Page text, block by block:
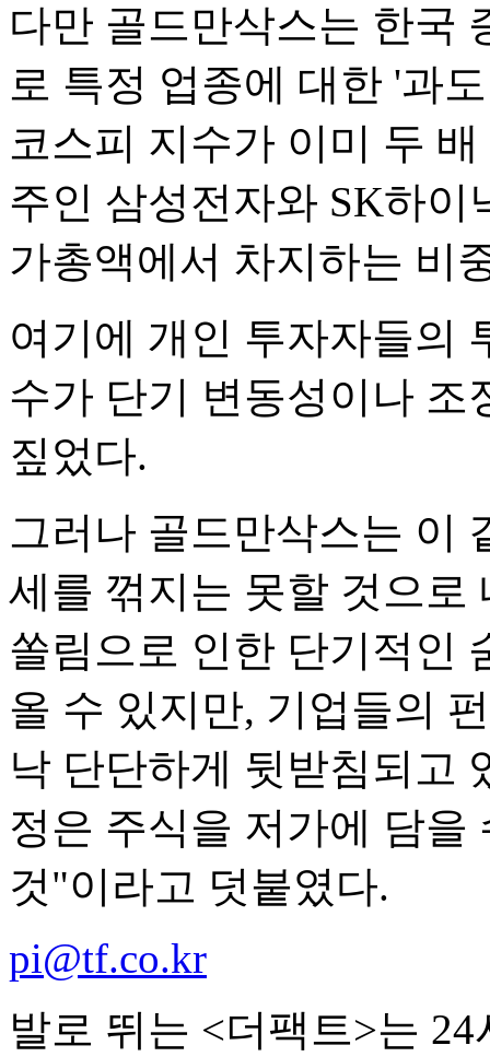
다만 골드만삭스는 한국
로 특정 업종에 대한 '과
코스피 지수가 이미 두
주인 삼성전자와 SK하
가총액에서 차지하는 비
여기에 개인 투자자들의
수가 단기 변동성이나 조
짚었다.
그러나 골드만삭스는 이
세를 꺾지는 못할 것으로
쏠림으로 인한 단기적인
올 수 있지만, 기업들의
낙 단단하게 뒷받침되고
정은 주식을 저가에 담을
것"이라고 덧붙였다.
pi@tf.co.kr
발로 뛰는 <더팩트>는